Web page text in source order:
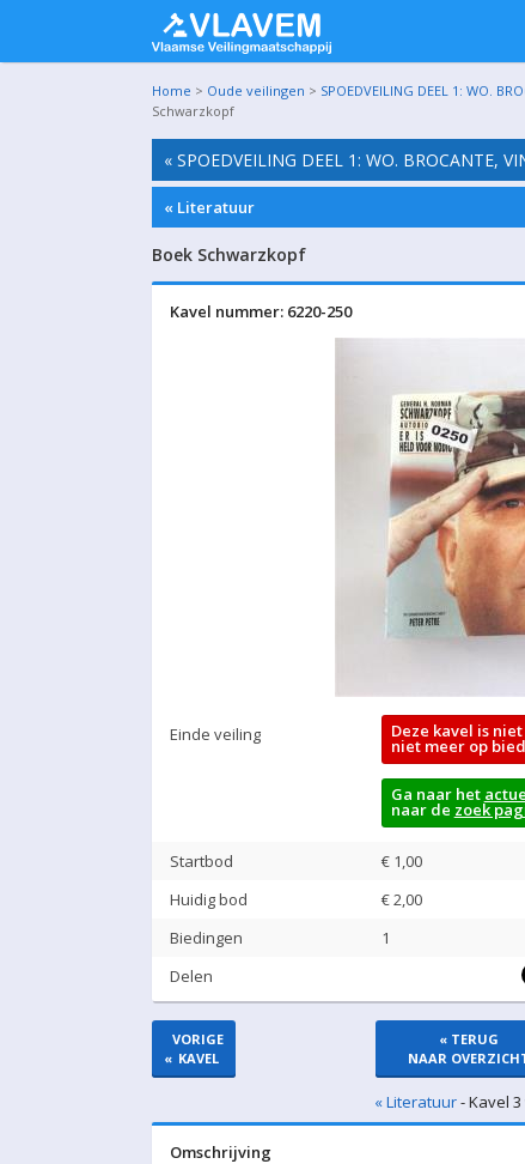
Home > Oude veilingen > SPOEDVEILING DEEL 1: WO.
Schwarzkopf
« SPOEDVEILING DEEL 1: WO. BROCANTE,
« Literatuur
Boek Schwarzkopf
Kavel nummer: 6220-250
Einde veiling Deze kavel is
niet meer op
Ga naar het
naar de zoek
Startbod
€ 1,00
Huidig bod
€2,00
Biedingen
1
Delen
«
VORIGE
KAVEL
« TERUG
NAAR
« Literatuur- Kavel 3
Omschrijving